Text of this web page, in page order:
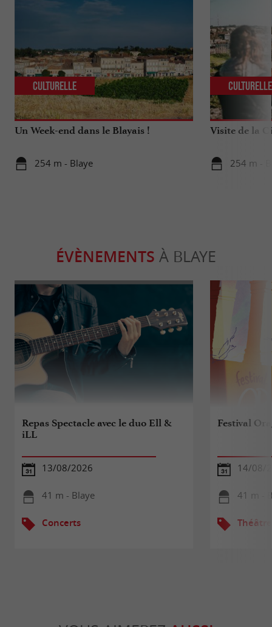
Un Week-end dans le Blayais !
254 m - Blaye
Culturelle
Visite de la
254 m -
Culturelle
ÉVÈNEMENTS À BLAYE
Repas Spectacle avec le duo Ell &
iLL
13/08/2026
41 m - Blaye
Concerts
Festival
14/08/
41 m -
Théâtre